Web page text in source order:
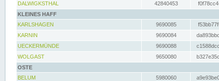
DALWIGKSTHAL
42840453
KLEINES HAFF
KARLSHAGEN
9690085
KARNIN
9690084
UECKERMÜNDE
9690088
WOLGAST
9650080
OSTE
BELUM
5980060